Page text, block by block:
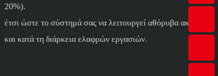
20%).
έτσι ώστε το σύστημά σας να λειτουργεί αθόρυβα ακόμα
και κατά τη διάρκεια ελαφρών εργασιών.